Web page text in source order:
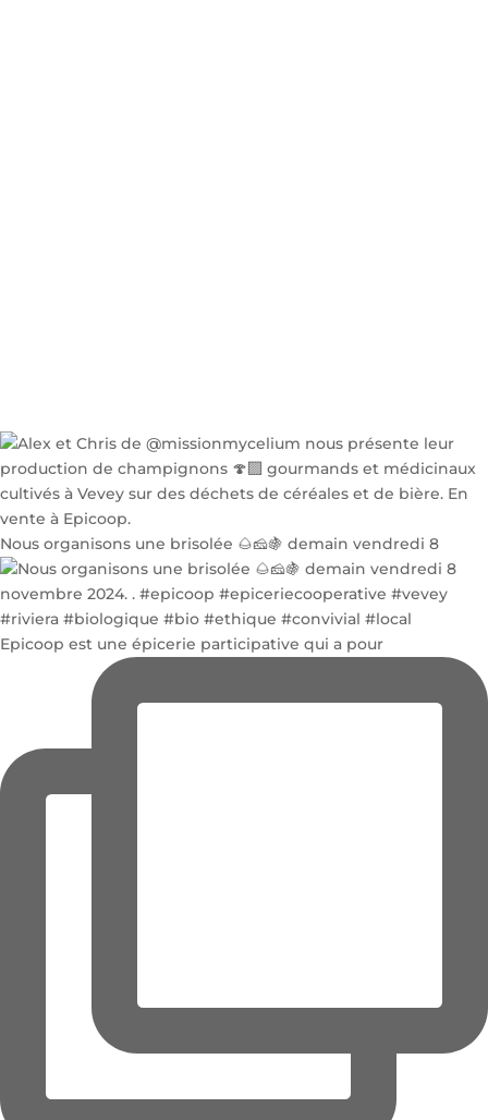
Nous organisons une brisolée 🌰🧀🍇 demain vendredi 8
Epicoop est une épicerie participative qui a pour